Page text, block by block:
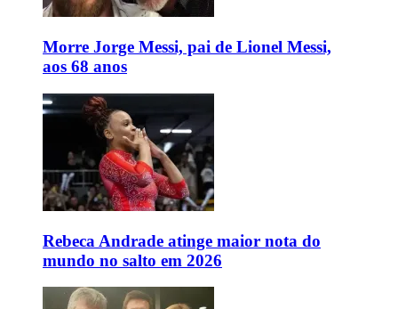
Morre Jorge Messi, pai de Lionel Messi,
aos 68 anos
Rebeca Andrade atinge maior nota do
mundo no salto em 2026